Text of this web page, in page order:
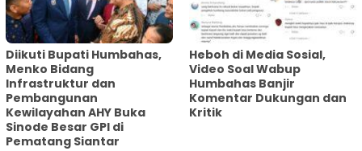
Diikuti Bupati Humbahas,
Menko Bidang
Infrastruktur dan
Pembangunan
Kewilayahan AHY Buka
Sinode Besar GPI di
Pematang Siantar
Heboh di Media Sosial,
Video Soal Wabup
Humbahas Banjir
Komentar Dukungan dan
Kritik